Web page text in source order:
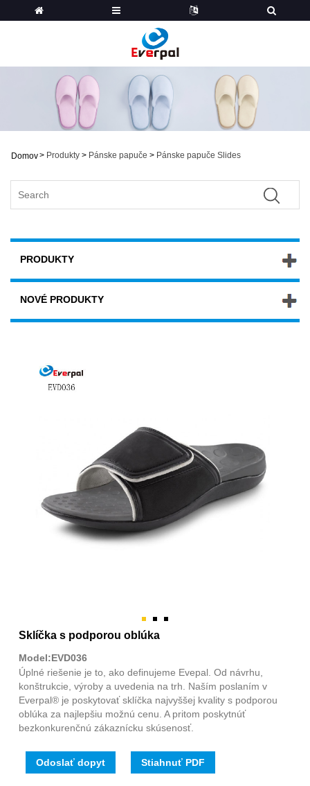
Domov> Produkty > Pánske papuče > Pánske papuče Slides
PRODUKTY
NOVÉ PRODUKTY
Sklíčka s podporou oblúka
Model:EVD036
Úplné riešenie je to, ako definujeme Evepal. Od návrhu,
konštrukcie, výroby a uvedenia na trh. Naším poslaním v
Everpal® je poskytovať sklíčka najvyššej kvality s podporou
oblúka za najlepšiu možnú cenu. A pritom poskytnúť
bezkonkurenčnú zákaznícku skúsenosť.
Odoslať dopyt Stiahnuť PDF